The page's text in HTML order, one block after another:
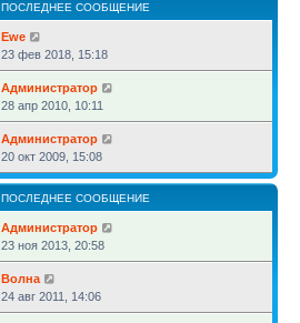
ПОСЛЕДНЕЕ СООБЩЕНИЕ
Ewe
23 фев 2018, 15:18
Администратор
28 апр 2010, 10:11
Администратор
20 окт 2009, 15:08
ПОСЛЕДНЕЕ СООБЩЕНИЕ
Администратор
23 ноя 2013, 20:58
Волна
24 авг 2011, 14:06